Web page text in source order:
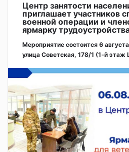
Центр занятости
приглашает участников
военной операции и
ярмарку
Мероприятие состоится 6
улица Советская, 178/1 (1‑й